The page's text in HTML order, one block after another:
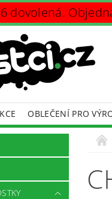
dovolená.
OBLEČENÍ PRO
OCHRANY OSOBNÍCH